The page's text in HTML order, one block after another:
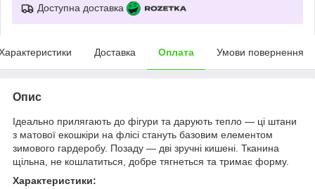
Доступна доставка
Доставка Оплата Умови повернення
Опис
Ідеально прилягають до фігури та дарують тепло — ці штани
з матової екошкіри на флісі стануть базовим елементом
зимового гардеробу. Позаду — дві зручні кишені. Тканина
щільна, не кошлатиться, добре тягнеться та тримає форму.
Характеристики: